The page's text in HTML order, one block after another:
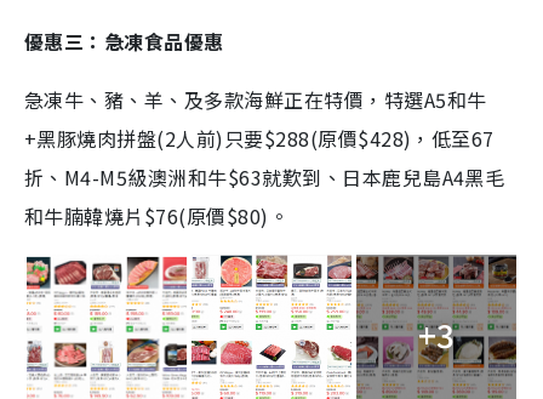
優惠三：急凍食品優惠
急凍牛、豬、羊、及多款海鮮正在特價，特選A5和牛
+黑豚燒肉拼盤(2人前)只要$288(原價$428)，低至67
折、M4-M5級澳洲和牛$63就歎到、日本鹿兒島A4黑毛
和牛腩韓燒片$76(原價$80)。
+3